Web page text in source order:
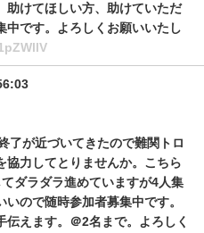
助けてほしい方、助けていただ
中です。よろしくお願いいたし
了が近づいてきたので難関トロ
協力してとりませんか。こちら
ダラダラ進めていますが4人集
いので随時参加者募集中です。
伝えます。＠2名まで。よろしく